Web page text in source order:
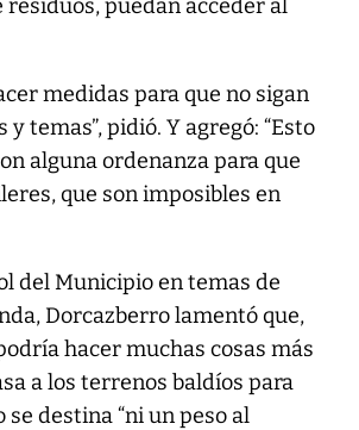
residuos, puedan acceder al
medidas para que no sigan
temas”, pidió. Y agregó: “Esto
alguna ordenanza para que
que son imposibles en
del Municipio en temas de
Dorcazberro lamentó que,
hacer muchas cosas más
a los terrenos baldíos para
se destina “ni un peso al